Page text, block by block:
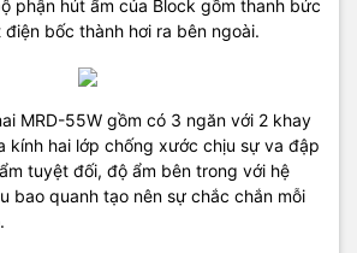
phận hút ẩm của Block gồm thanh bức
bốc thành hơi ra bên ngoài.
MRD-55W gồm có 3 ngăn với 2 khay
kính hai lớp chống xước chịu sự va đập
tuyệt đối, độ ẩm bên trong với hệ
bao quanh tạo nên sự chắc chắn mỗi